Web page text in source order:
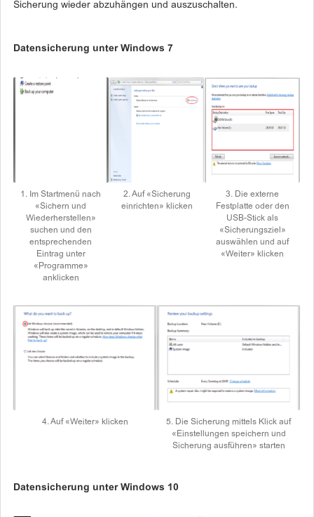
Sicherung wieder abzuhängen und auszuschalten.
Datensicherung unter Windows 7
1. Im Startmenü nach
«Sichern und
Wiederherstellen»
suchen und den
entsprechenden
Eintrag unter
«Programme»
anklicken
2. Auf «Sicherung
einrichten» klicken
3. Die externe
Festplatte oder den
USB-Stick als
«Sicherungsziel»
auswählen und auf
«Weiter» klicken
4. Auf «Weiter» klicken
5. Die Sicherung mittels Klick auf
«Einstellungen speichern und
Sicherung ausführen» starten
Datensicherung unter Windows 10